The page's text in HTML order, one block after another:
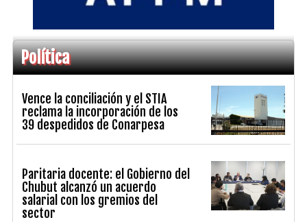
Política
Vence la conciliación y el STIA
reclama la incorporación de los
39 despedidos de Conarpesa
Paritaria docente: el Gobierno del
Chubut alcanzó un acuerdo
salarial con los gremios del
sector